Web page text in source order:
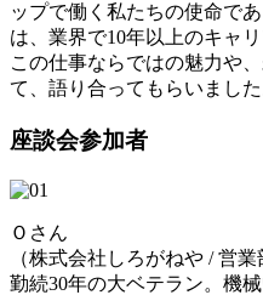
ップで働く私たちの使命で
は、業界で10年以上のキャ
この仕事ならではの魅力や
て、語り合ってもらいました
座談会参加者
Ｏさん
（株式会社しろがねや / 営業
勤続30年の大ベテラン。機